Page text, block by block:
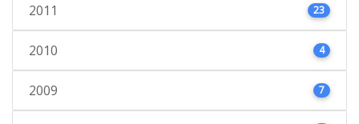
2011 23
2010 4
2009 7